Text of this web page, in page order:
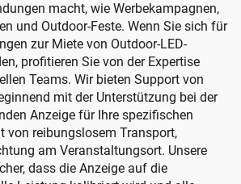
macht, wie Werbekampagnen,
und Outdoor-Feste. Wenn Sie sich für
zur Miete von Outdoor-LED-
profitieren Sie von der Expertise
Teams. Wir bieten Support von
mit der Unterstützung bei der
Anzeige für Ihre spezifischen
von reibungslosem Transport,
am Veranstaltungsort. Unsere
dass die Anzeige auf die